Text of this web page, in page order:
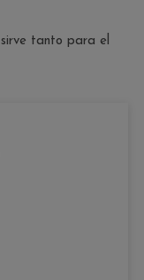
tanto para el